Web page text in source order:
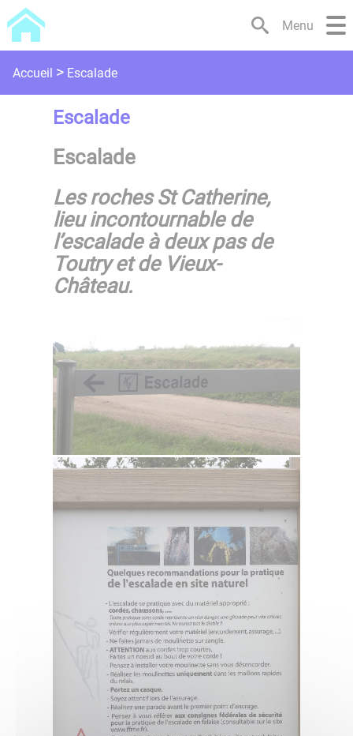
Lien
d'accès
rapide
menu
Lien
d'accès
rapide
contenu
principal
Lien
d'accès
rapide
recherche
Lien
d'accès
rapide
pied
de
Menu
Accueil Escalade
Escalade
Escalade
Les roches St Catherine,
lieu incontournable de
l’escalade à deux pas de
Toutry et de Vieux-
Château.
Panneau de gestion des cookies